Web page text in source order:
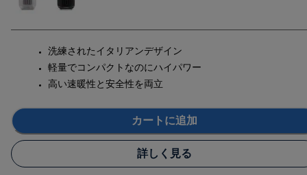
洗練されたイタリアンデザイン
軽量でコンパクトなのにハイパワー
高い速暖性と安全性を両立
カートに追加
詳しく見る